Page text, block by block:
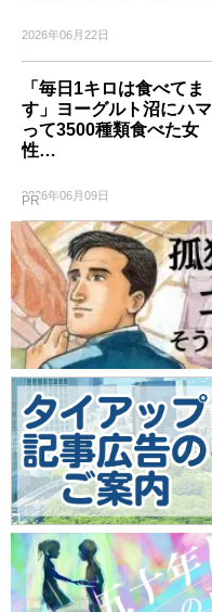
2026年06月22日
「毎日1キロは食べてま
す」ヨーグルト沼にハマ
って3500種類食べた女
性…
2026年06月09日
PR